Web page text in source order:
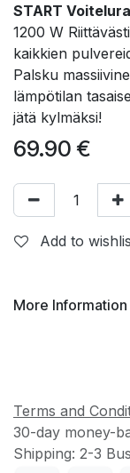
START
1200 W
kaikkien
Palsku
lämpötilan
jätä kylmäksi!
69.90 €
Add to
More Information
Terms and
30-day money-
Shipping: 2-3